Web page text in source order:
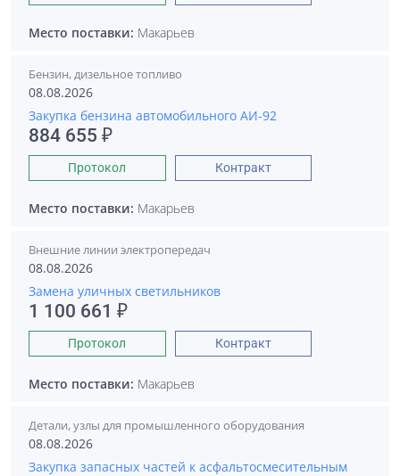
Место поставки: Макарьев
Бензин, дизельное топливо
08.08.2026
Закупка бензина автомобильного АИ-92
884 655 ₽
Протокол Контракт
Место поставки: Макарьев
Внешние линии электропередач
08.08.2026
Замена уличных светильников
1 100 661 ₽
Протокол Контракт
Место поставки: Макарьев
Детали, узлы для промышленного оборудования
08.08.2026
Закупка запасных частей к асфальтосмесительным